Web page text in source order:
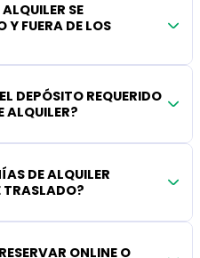
SE
Y FUERA DE LOS
DEPÓSITO REQUERIDO
ALQUILER?
DE ALQUILER
TRASLADO?
ONLINE O